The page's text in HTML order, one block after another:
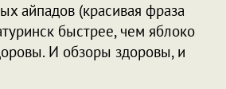
айпадов (красивая фраза
быстрее, чем яблоко
И обзоры здоровы, и